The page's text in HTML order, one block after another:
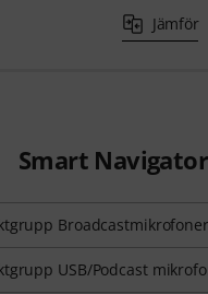
Jämför
Smart Navigator
Broadcastmikrofoner
USB/Podcast